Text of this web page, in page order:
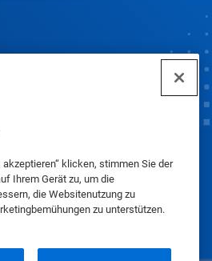
akzeptieren“ klicken, stimmen Sie der
Ihrem Gerät zu, um die
die Websitenutzung zu
zu unterstützen.
Inc. 2025
|Datenschutzrichtlinie